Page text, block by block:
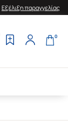
Εξέλιξη παραγγελίας
0